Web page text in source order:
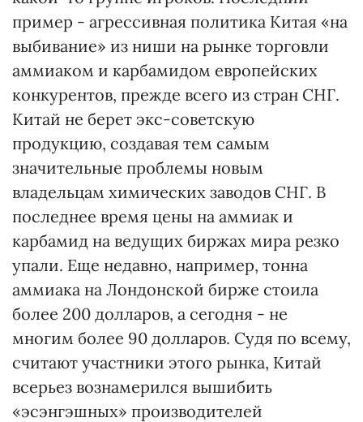
пример - агрессивная политика Китая «на
выбивание» из ниши на рынке торговли
аммиаком и карбамидом европейских
конкурентов, прежде всего из стран СНГ.
Китай не берет экс-советскую
продукцию, создавая тем самым
значительные проблемы новым
владельцам химических заводов СНГ. В
последнее время цены на аммиак и
карбамид на ведущих биржах мира резко
упали. Еще недавно, например, тонна
аммиака на Лондонской бирже стоила
более 200 долларов, а сегодня - не
многим более 90 долларов. Судя по всему,
считают участники этого рынка, Китай
всерьез вознамерился вышибить
«эсэнгэшных» производителей